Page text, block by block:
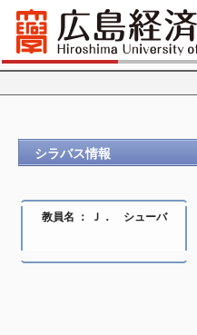
シラバス情報
教員名 ： Ｊ． シューバ